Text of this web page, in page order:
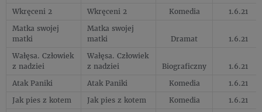
Wkręceni 2
Wkręceni 2 Komedia
1.6.21
Matka swojej
matki
Matka swojej
matki
Dramat
1.6.21
Wałęsa. Człowiek
z nadziei
Wałęsa. Człowiek
z nadziei
Biograficzny
1.6.21
Atak Paniki
Atak Paniki Komedia
1.6.21
Jak pies z kotem
Jak pies z kotem Komedia
1.6.21